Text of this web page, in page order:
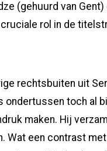
(gehuurd van
rol in de
rechtsbuiten uit
toch al
maken. Hij
Wat een contrast